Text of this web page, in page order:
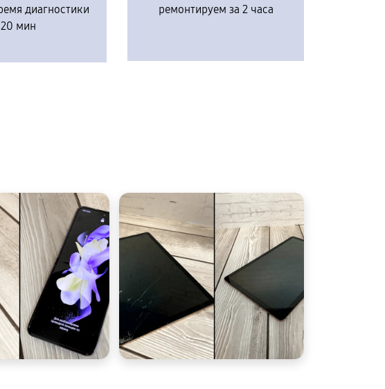
диагностики
20 мин
ремонтируем за 2 часа